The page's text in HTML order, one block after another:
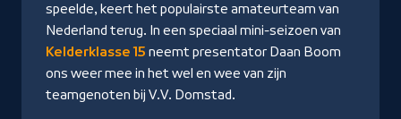
speelde, keert het populairste amateurteam van
Nederland terug. In een speciaal mini-seizoen van
Kelderklasse 15 neemt presentator Daan Boom
ons weer mee in het wel en wee van zijn
teamgenoten bij V.V. Domstad.